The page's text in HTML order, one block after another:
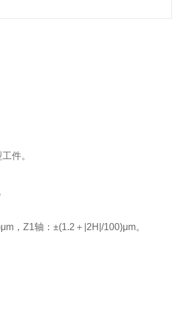
件。
，Z1轴：±(1.2＋|2H|/100)μm。